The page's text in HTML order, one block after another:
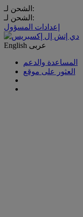
الشحن لـ:
الشحن لـ:
إعدادات المسؤول
English عربى
المساعدة والدعم
العثور على موقع